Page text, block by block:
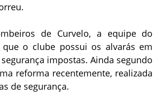
de Curvelo, a equipe do
o clube possui os alvarás em
impostas. Ainda segundo
reforma recentemente, realizada
de segurança.